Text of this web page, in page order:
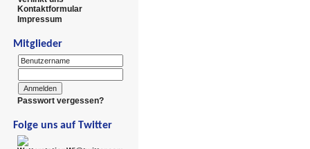
Kontaktformular
Impressum
Mitglieder
Passwort vergessen?
Folge uns auf Twitter